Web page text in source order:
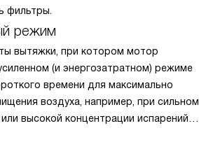
фильтры.
режим
вытяжки, при котором мотор
(и энергозатратном) режиме
времени для максимально
воздуха, например, при сильном
высокой концентрации испарений.